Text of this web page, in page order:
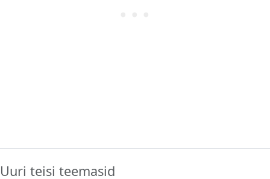
Uuri teisi teemasid